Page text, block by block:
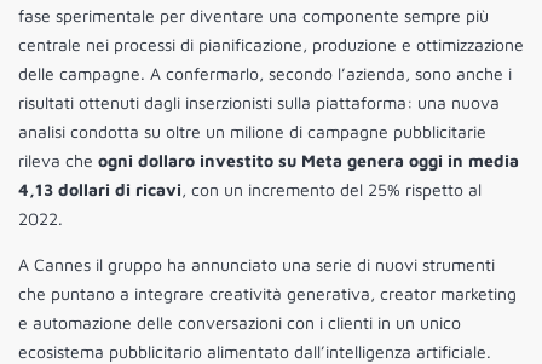
fase sperimentale per diventare una componente sempre più
centrale nei processi di pianificazione, produzione e ottimizzazione
delle campagne. A confermarlo, secondo l’azienda, sono anche i
risultati ottenuti dagli inserzionisti sulla piattaforma: una nuova
analisi condotta su oltre un milione di campagne pubblicitarie
rileva che ogni dollaro investito su Meta genera oggi in media
4,13 dollari di ricavi, con un incremento del 25% rispetto al
2022.
A Cannes il gruppo ha annunciato una serie di nuovi strumenti
che puntano a integrare creatività generativa, creator marketing
e automazione delle conversazioni con i clienti in un unico
ecosistema pubblicitario alimentato dall’intelligenza artificiale.